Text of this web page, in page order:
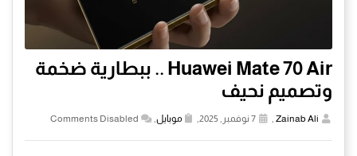
Huawei Mate 70 Air .. ببطارية ضخمة
وتصميم نحيف
Zainab Ali موبايل Comments Disabled